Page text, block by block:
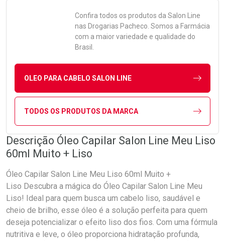
Confira todos os produtos da Salon Line
nas Drogarias Pacheco. Somos a Farmácia
com a maior variedade e qualidade do
Brasil.
OLEO PARA CABELO SALON LINE
TODOS OS PRODUTOS DA MARCA
Descrição Óleo Capilar Salon Line Meu Liso
60ml Muito + Liso
Óleo Capilar Salon Line Meu Liso 60ml Muito +
Liso Descubra a mágica do Óleo Capilar Salon Line Meu
Liso! Ideal para quem busca um cabelo liso, saudável e
cheio de brilho, esse óleo é a solução perfeita para quem
deseja potencializar o efeito liso dos fios. Com uma fórmula
nutritiva e leve, o óleo proporciona hidratação profunda,